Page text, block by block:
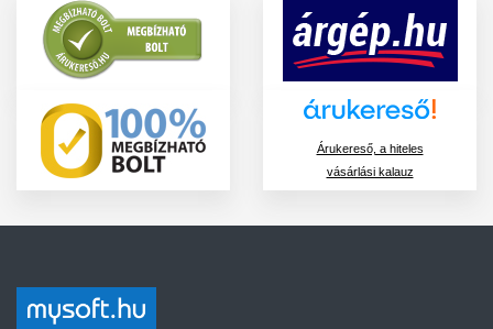
Árukereső, a hiteles
vásárlási kalauz